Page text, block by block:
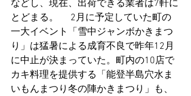
などし、現在、出荷できる業者は7軒に
とどまる。 　2月に予定していた町の
一大イベント「雪中ジャンボかきまつ
り」は猛暑による成育不良で昨年12月
に中止が決まっていた。町内の10店で
カキ料理を提供する「能登半島穴水ま
いもんまつり冬の陣かきまつり」も、